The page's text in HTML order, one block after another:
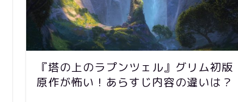
『塔の上のラプンツェル』グリム初版
原作が怖い！あらすじ内容の違いは？